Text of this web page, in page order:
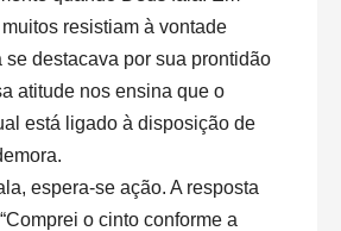
resistiam à vontade
se destacava por sua prontidão
atitude nos ensina que o
está ligado à disposição de
espera-se ação. A resposta
o cinto conforme a